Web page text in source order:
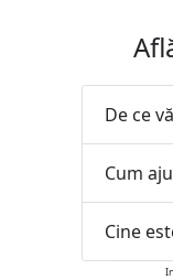
De ce
Cum
Cine